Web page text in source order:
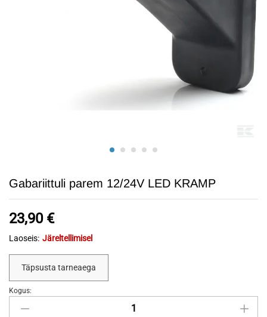
Gabariittuli parem 12/24V LED KRAMP
23,90 €
Laoseis: Järeltellimisel
Täpsusta tarneaega
Gabariittuli
parem
Kogus: